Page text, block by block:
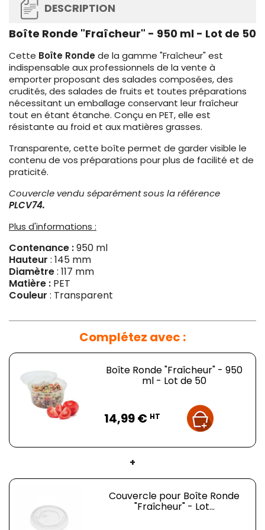
DESCRIPTION
Boîte Ronde "Fraîcheur" - 950 ml - Lot de 50
Cette Boîte Rondede la gamme "Fraîcheur" est
indispensable aux professionnels de la vente à
emporter proposant des salades composées, des
crudités, des salades de fruits et toutes préparations
nécessitant un emballage conservant leur fraîcheur
tout en étant étanche. Conçu en PET, elle est
résistante au froid et aux matières grasses.
Transparente, cette boîte permet de garder visible le
contenu de vos préparations pour plus de facilité et de
praticité.
Couvercle vendu séparément sous la référence
PLCV74.
Plus d'informations :
Contenance :950 ml
Hauteur : 145 mm
Diamètre: 117 mm
Matière : PET
Couleur : Transparent
Complétez avec :
Boîte Ronde "Fraîcheur" - 950
ml - Lot de 50
14,99 € HT
+
Couvercle pour Boîte Ronde
"Fraîcheur" - Lot...